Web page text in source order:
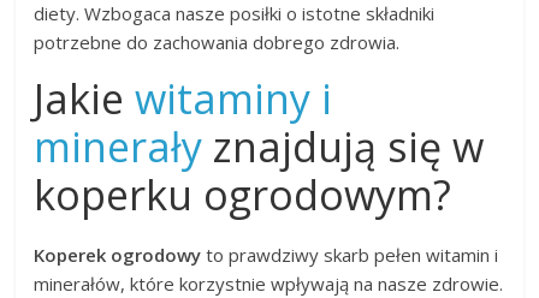
diety. Wzbogaca nasze posiłki o istotne składniki
potrzebne do zachowania dobrego zdrowia.
Jakiewitaminy i
minerały znajdują się w
koperku ogrodowym?
Koperek ogrodowy to prawdziwy skarb pełen witamin i
minerałów, które korzystnie wpływają na nasze zdrowie.